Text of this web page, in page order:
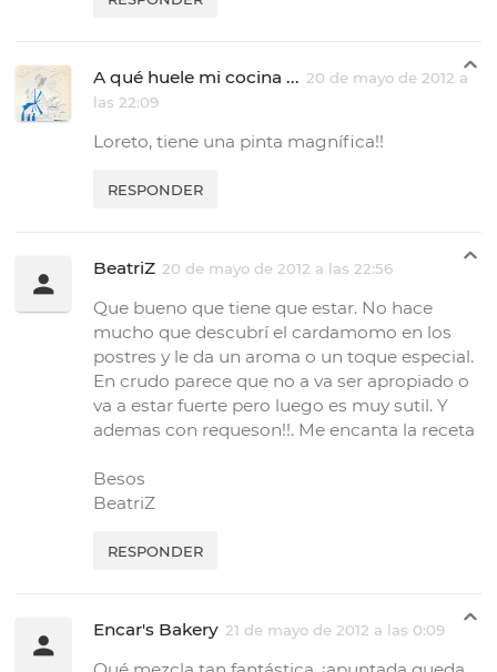
A qué huele mi cocina ... 20 de mayo de 2012 a
las 22:09
Loreto, tiene una pinta magnífica!!
RESPONDER
BeatriZ 20 de mayo de 2012 a las 22:56
Que bueno que tiene que estar. No hace
mucho que descubrí el cardamomo en los
postres y le da un aroma o un toque especial.
En crudo parece que no a va ser apropiado o
va a estar fuerte pero luego es muy sutil. Y
ademas con requeson!!. Me encanta la receta
Besos
BeatriZ
RESPONDER
Encar's Bakery 21 de mayo de 2012 a las 0:09